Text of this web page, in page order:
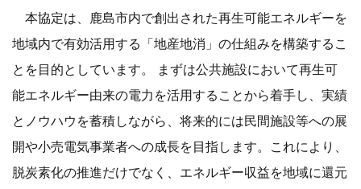
本協定は、鹿島市内で創出された再生可能エネルギーを
地域内で有効活用する「地産地消」の仕組みを構築するこ
とを目的としています。 まずは公共施設において再生可
能エネルギー由来の電力を活用することから着手し、実績
とノウハウを蓄積しながら、将来的には民間施設等への展
開や小売電気事業者への成長を目指します。これにより、
脱炭素化の推進だけでなく、エネルギー収益を地域に還元